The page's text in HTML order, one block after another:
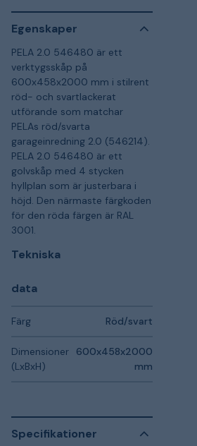
Egenskaper
PELA 2.0 546480 är ett
verktygsskåp på
600x458x2000 mm i stilrent
röd- och svartlackerat
utförande som matchar
PELAs röd/svarta
garageinredning 2.0 (546214).
PELA 2.0 546480 är ett
golvskåp med 4 stycken
hyllplan som är justerbara i
höjd. Den närmaste färgkoden
för den röda färgen är RAL
3001.
Tekniska
data
Färg Röd/svart
Dimensioner
(LxBxH)
600x458x2000
mm
Specifikationer